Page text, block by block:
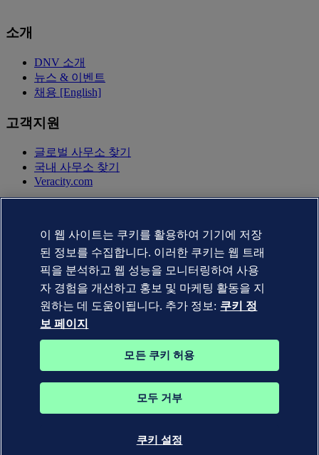
소개
DNV 소개
뉴스 & 이벤트
채용 [English]
고객지원
글로벌 사무소 찾기
국내 사무소 찾기
Veracity.com
Copyright © DNV AS 2025
쿠키 정보 페이지
표는 Det Norske Veritas 그룹 회사의 자산입니다. 판권 소유.
이 웹 사이트는 쿠키를 활용하여 기기에 저장
된 정보를 수집합니다. 이러한 쿠키는 웹 트래
픽을 분석하고 웹 성능을 모니터링하여 사용
자 경험을 개선하고 홍보 및 마케팅 활동을 지
원하는 데 도움이됩니다. 추가 정보: 쿠키 정
보 페이지
모든 쿠키 허용
모두 거부
쿠키 설정